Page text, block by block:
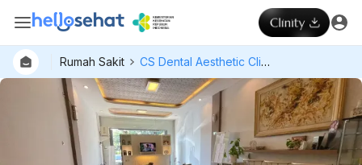
Rumah Sakit CS Dental Aesthetic Clinic Cabang Panjang Jiwo
Hospital